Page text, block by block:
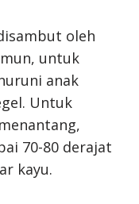
oleh
untuk
anak
Untuk
70-80 derajat
kayu.